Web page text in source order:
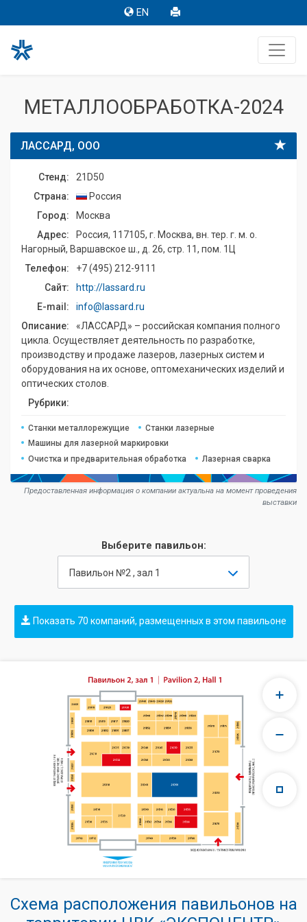
EN
МЕТАЛЛООБРАБОТКА-2024
ЛАССАРД, ООО
Стенд:
21D50
Страна:
Россия
Город:
Москва
Адрес:
Россия, 117105, г. Москва, вн. тер. г. м. о.
Нагорный, Варшавское ш., д. 26, стр. 11, пом. 1Ц
Телефон:
+7 (495) 212-9111
Сайт:
http://lassard.ru
E-mail:
info@lassard.ru
Описание:
«ЛАССАРД» – российская компания полного
цикла. Осуществляет деятельность по разработке,
производству и продаже лазеров, лазерных систем и
оборудования на их основе, оптомеханических изделий и
оптических столов.
Рубрики:
Станки металлорежущие
Станки лазерные
Машины для лазерной маркировки
Очистка и предварительная обработка
Лазерная сварка
Предоставленная информация о компании актуальна на момент проведения
выставки
Выберите павильон:
Павильон №2 , зал 1
Показать 70 компаний, размещенных в этом павильоне
Схема расположения павильонов на